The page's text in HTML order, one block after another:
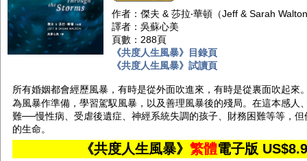
作者：傑夫 & 莎拉‧華頓（Jeff & Sarah
譯者：吳蘇心美
頁數：288頁
《共度人生風暴》目錄頁
《共度人生風暴》試讀頁
所有婚姻都會經歷風暴，有時是從外面吹進來，有時是從裏面吹起
為風暴作準備，學習駕馭風暴，以及善理風暴後的殘局。在這本感
難──慢性病、受虐後遺症、神經系統失調的孩子、財務困難等等，
的生命。
《共度人生風暴》 繁體電子版